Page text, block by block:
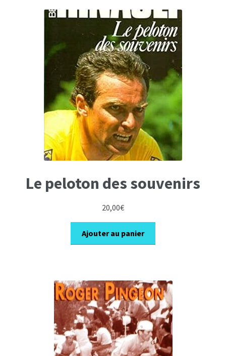
Le peloton des souvenirs
20,00€
Ajouter au panier